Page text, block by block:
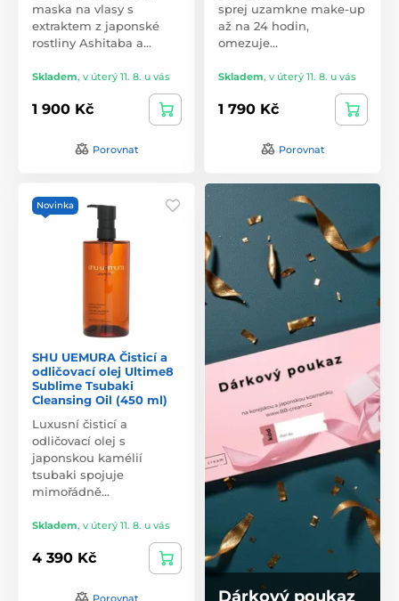
maska na vlasy s
extraktem z japonské
rostliny Ashitaba a…
Skladem, v úterý 11. 8. u vás
1 900 Kč
Porovnat
sprej uzamkne make-up
až na 24 hodin,
omezuje…
Skladem, v úterý 11. 8. u vás
1 790 Kč
Porovnat
Novinka
SHU UEMURA Čisticí a
odličovací olej Ultime8
Sublime Tsubaki
Cleansing Oil (450 ml)
Luxusní čisticí a
odličovací olej s
japonskou kamélií
tsubaki spojuje
mimořádně…
Skladem, v úterý 11. 8. u vás
4 390 Kč
Porovnat Dárkový poukaz